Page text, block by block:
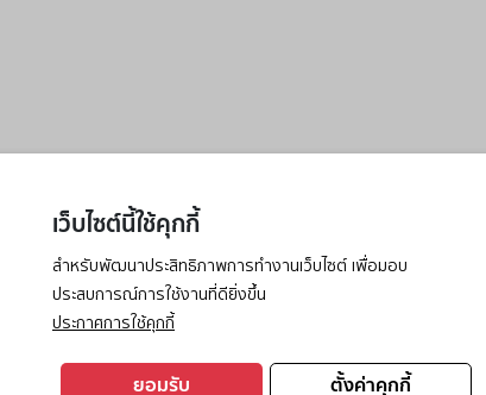
เว็บไซต์นี้ใช้คุกกี้
สำหรับพัฒนาประสิทธิภาพการทำงานเว็บไซต์ เพื่อมอบ
ประสบการณ์การใช้งานที่ดียิ่งขึ้น
ประกาศการใช้คุกกี้
ตั้งค่าคุกกี้
ยอมรับ
has occurred while loading